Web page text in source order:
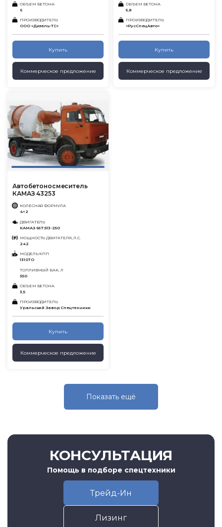
ОБЪЕМ БЕТОНА
6
ПРОИЗВОДИТЕЛЬ
ООО «Дизель-ТС»
Купить
Коммерческое предложение
ОБЪЕМ БЕТОНА
5,8
ПРОИЗВОДИТЕЛЬ
«РусСпецАвто»
Купить
Коммерческое предложение
Автобетоносмеситель
КАМАЗ 43253
КОЛЕСНАЯ ФОРМУЛА
4×2
ДВИГАТЕЛЬ
КАМАЗ 667.513-250
МОЩНОСТЬ ДВИГАТЕЛЯ, Л.С.
242
МОДЕЛЬ КПП
1310ТО
ТОПЛИВНЫЙ БАК, Л
350
ОБЪЕМ БЕТОНА
3,5
ПРОИЗВОДИТЕЛЬ
Уральский Завод Спецтехники
Купить
Коммерческое предложение
Показать eщё
КОНСУЛЬТАЦИЯ
Помощь в подборе спецтехники
Трейд-Ин
Лизинг